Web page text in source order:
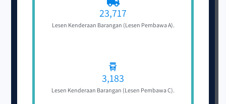
23,717
Lesen Kenderaan Barangan (Lesen Pembawa A).
3,183
Lesen Kenderaan Barangan (Lesen Pembawa C).